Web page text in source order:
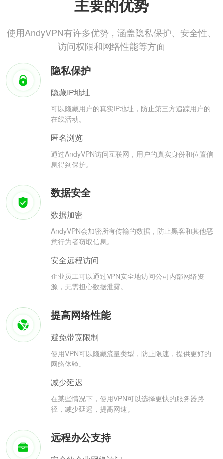
主要的优势
使用AndyVPN有许多优势，涵盖隐私保护、安全性、
访问权限和网络性能等方面
隐私保护
隐藏IP地址
可以隐藏用户的真实IP地址，防止第三方追踪用户的
在线活动。
匿名浏览
通过AndyVPN访问互联网，用户的真实身份和位置信
息得到保护。
数据安全
数据加密
AndyVPN会加密所有传输的数据，防止黑客和其他恶
意行为者窃取信息。
安全远程访问
企业员工可以通过VPN安全地访问公司内部网络资
源，无需担心数据泄露。
提高网络性能
避免带宽限制
使用VPN可以隐藏流量类型，防止限速，提供更好的
网络体验。
减少延迟
在某些情况下，使用VPN可以选择更快的服务器路
径，减少延迟，提高网速。
远程办公支持